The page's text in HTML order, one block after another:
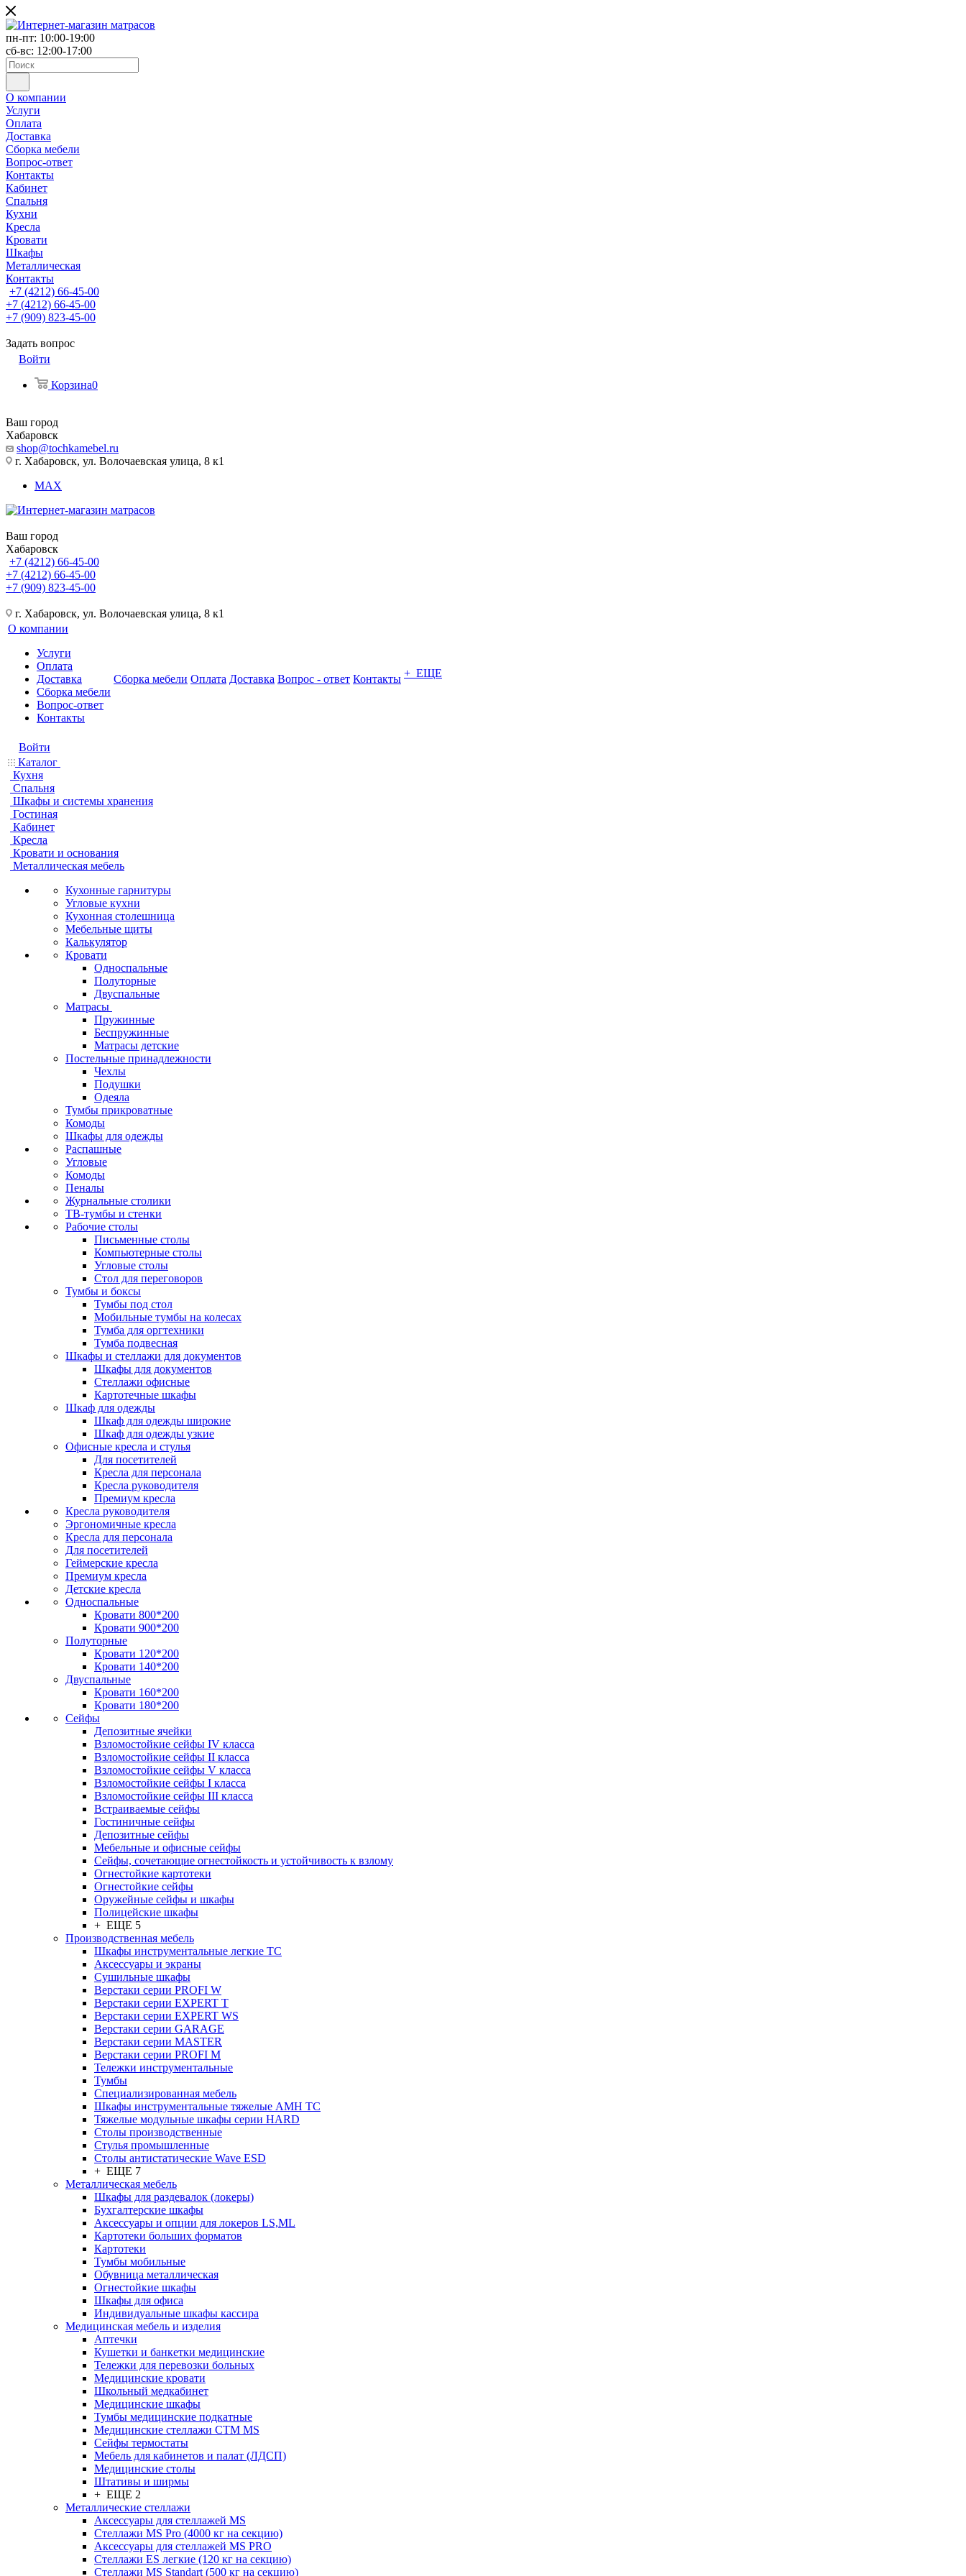
пн-пт: 10:00-19:00
сб-вс: 12:00-17:00
О компании
Услуги
Оплата
Доставка
Сборка мебели
Вопрос-ответ
Контакты
Кабинет
Спальня
Кухни
Кресла
Кровати
Шкафы
Металлическая
Контакты
+7 (4212) 66-45-00
+7 (4212) 66-45-00
+7 (909) 823-45-00
Задать вопрос
Войти
Корзина0
Ваш город
Хабаровск
shop@tochkamebel.ru
г. Хабаровск, ул. Волочаевская улица, 8 к1
MAX
Ваш город
Хабаровск
+7 (4212) 66-45-00
+7 (4212) 66-45-00
+7 (909) 823-45-00
г. Хабаровск, ул. Волочаевская улица, 8 к1
О компании
Услуги
Оплата
Доставка
Сборка мебели
Вопрос-ответ
Контакты
Сборка мебели Оплата Доставка Вопрос - ответ Контакты + ЕЩЕ
Войти
Каталог
Кухня
Спальня
Шкафы и системы хранения
Гостиная
Кабинет
Кресла
Кровати и основания
Металлическая мебель
Кухонные гарнитуры
Угловые кухни
Кухонная столешница
Мебельные щиты
Калькулятор
Кровати
Односпальные
Полуторные
Двуспальные
Матрасы
Пружинные
Беспружинные
Матрасы детские
Постельные принадлежности
Чехлы
Подушки
Одеяла
Тумбы прикроватные
Комоды
Шкафы для одежды
Распашные
Угловые
Комоды
Пеналы
Журнальные столики
ТВ‑тумбы и стенки
Рабочие столы
Письменные столы
Компьютерные столы
Угловые столы
Стол для переговоров
Тумбы и боксы
Тумбы под стол
Мобильные тумбы на колесах
Тумба для оргтехники
Тумба подвесная
Шкафы и стеллажи для документов
Шкафы для документов
Стеллажи офисные
Картотечные шкафы
Шкаф для одежды
Шкаф для одежды широкие
Шкаф для одежды узкие
Офисные кресла и стулья
Для посетителей
Кресла для персонала
Кресла руководителя
Премиум кресла
Кресла руководителя
Эргономичные кресла
Кресла для персонала
Для посетителей
Геймерские кресла
Премиум кресла
Детские кресла
Односпальные
Кровати 800*200
Кровати 900*200
Полуторные
Кровати 120*200
Кровати 140*200
Двуспальные
Кровати 160*200
Кровати 180*200
Сейфы
Депозитные ячейки
Взломостойкие сейфы IV класса
Взломостойкие сейфы II класса
Взломостойкие сейфы V класса
Взломостойкие сейфы I класса
Взломостойкие сейфы III класса
Встраиваемые сейфы
Гостиничные сейфы
Депозитные сейфы
Мебельные и офисные сейфы
Сейфы, сочетающие огнестойкость и устойчивость к взлому
Огнестойкие картотеки
Огнестойкие сейфы
Оружейные сейфы и шкафы
Полицейские шкафы
+ ЕЩЕ 5
Производственная мебель
Шкафы инструментальные легкие ТС
Аксессуары и экраны
Cушильные шкафы
Верстаки серии PROFI W
Верстаки серии EXPERT T
Верстаки серии EXPERT WS
Верстаки серии GARAGE
Верстаки серии MASTER
Верстаки серии PROFI M
Тележки инструментальные
Тумбы
Cпециализированная мебель
Шкафы инструментальные тяжелые AMH TC
Тяжелые модульные шкафы серии HARD
Столы производственные
Стулья промышленные
Столы антистатические Wave ESD
+ ЕЩЕ 7
Металлическая мебель
Шкафы для раздевалок (локеры)
Бухгалтерские шкафы
Аксессуары и опции для локеров LS,ML
Картотеки больших форматов
Картотеки
Тумбы мобильные
Обувница металлическая
Огнестойкие шкафы
Шкафы для офиса
Индивидуальные шкафы кассира
Медицинская мебель и изделия
Аптечки
Кушетки и банкетки медицинские
Тележки для перевозки больных
Медицинские кровати
Школьный медкабинет
Медицинские шкафы
Тумбы медицинские подкатные
Медицинские стеллажи CTM MS
Сейфы термостаты
Мебель для кабинетов и палат (ЛДСП)
Медицинские столы
Штативы и ширмы
+ ЕЩЕ 2
Металлические стеллажи
Аксессуары для стеллажей MS
Стеллажи MS Pro (4000 кг на секцию)
Аксессуары для стеллажей MS PRO
Стеллажи ES легкие (120 кг на секцию)
Стеллажи MS Standart (500 кг на секцию)